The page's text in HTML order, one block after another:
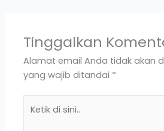
Tinggalkan
Alamat email Anda tidak akan
yang wajib ditandai *
di